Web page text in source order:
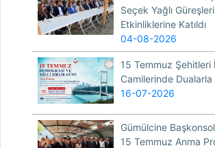
Seçek Yağlı
Etkinliklerine Katıldı
04-08-2026
15 Temmuz Şehitleri
Camilerinde Dualarla
16-07-2026
Gümülcine
15 Temmuz Anma